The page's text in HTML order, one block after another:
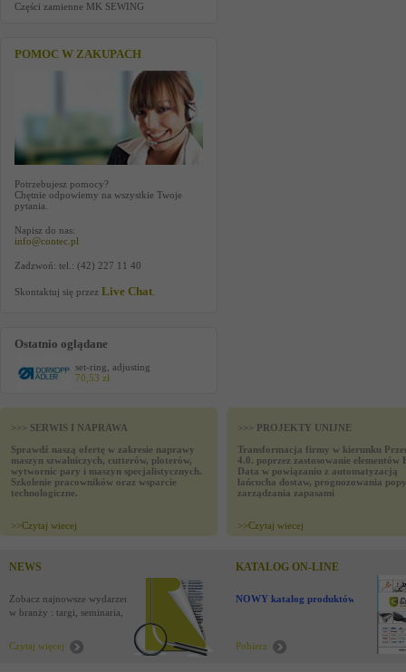
Części zamienne MK SEWING
POMOC W ZAKUPACH
Potrzebujesz pomocy?
Chętnie odpowiemy na wszystkie Twoje
pytania.
Napisz do nas:
info@contec.pl
Zadzwoń: tel.: (42) 227 11 40
Skontaktuj się przez Live Chat
Ostatnio oglądane
set-ring, adjusting
70,53 zł
>>> SERWIS I NAPRAWA
Sprawdź naszą ofertę w zakresie naprawy
maszyn szwalniczych, cutterów, ploterów,
wytwornic pary i maszyn specjalistycznych.
Szkolenie pracowników oraz wsparcie
technologiczne.
>>Czytaj wiecej
>>> PROJEKTY UNIJNE
Transformacja firmy w kierunku
4.0. poprzez zastosowanie elementów
Data w powiązaniu z automatyzacją
łańcucha dostaw, prognozowania
zarządzania zapasami
>>Czytaj wiecej
NEWS
Zobacz najnowsze wydarzenia
w branży : targi, seminaria,
Czytaj więcej
KATALOG ON-LINE
NOWY katalog produktów !
Pobierz